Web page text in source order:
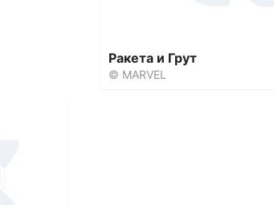
Ракета и Грут
© MARVEL